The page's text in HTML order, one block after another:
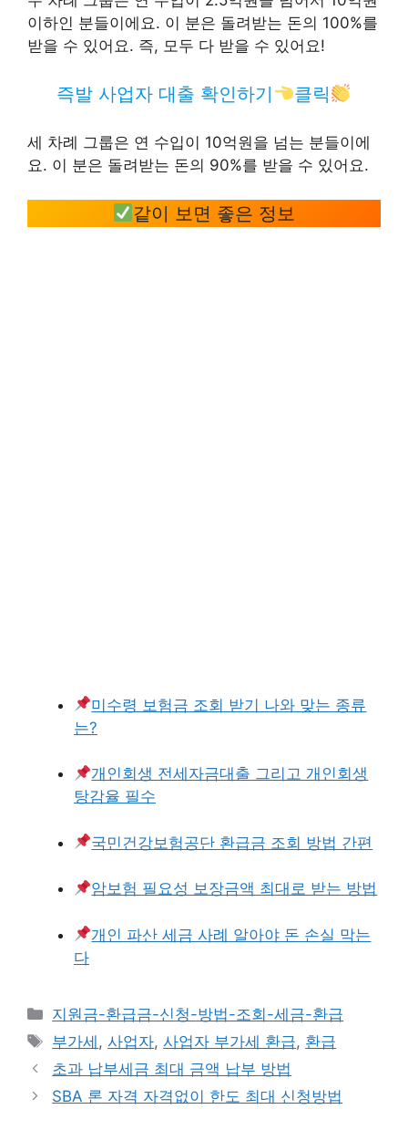
이하인 분들이에요. 이 분은 돌려받는 돈의 100%를
받을 수 있어요. 즉, 모두 다 받을 수 있어요!
즉발 사업자 대출 확인하기 클릭
세 차례 그룹은 연 수입이 10억원을 넘는 분들이에
요. 이 분은 돌려받는 돈의 90%를 받을 수 있어요.
같이 보면 좋은 정보
미수령 보험금 조회 받기 나와 맞는 종류
는?
개인회생 전세자금대출 그리고 개인회생
탕감율 필수
국민건강보험공단 환급금 조회 방법 간편
암보험 필요성 보장금액 최대로 받는 방법
개인 파산 세금 사례 알아야 돈 손실 막는
다
카
테
고
리
지원금-환급금-신청-방법-조회-세금-환급
태
그
부가세 ,사업자,사업자 부가세 환급, 환급
초과 납부세금 최대 금액 납부 방법
SBA 론 자격 자격없이 한도 최대 신청방법